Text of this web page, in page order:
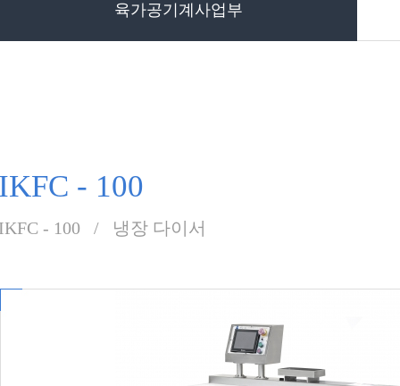
육가공기계사업부
- 100
- 100 / 냉장 다이서